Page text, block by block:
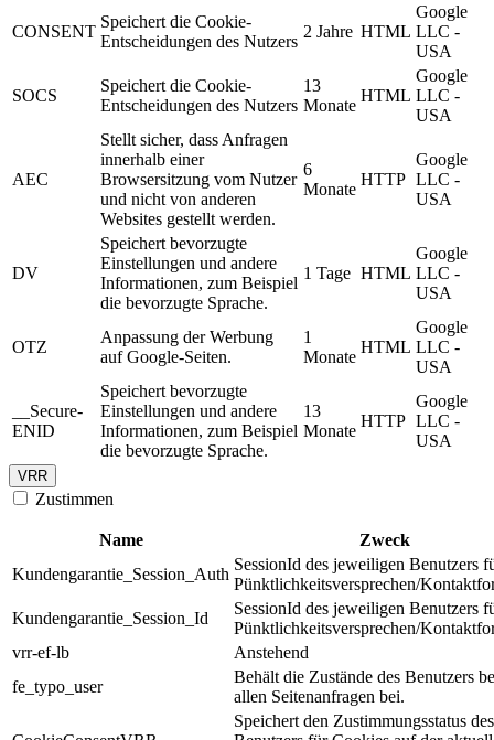
CONSENT
Speichert die Cookie-
Entscheidungen des Nutzers
2 Jahre HTML
Google
LLC -
USA
SOCS
Speichert die Cookie-
Entscheidungen des Nutzers
13
Monate
HTML
Google
LLC -
USA
AEC
Stellt sicher, dass Anfragen
innerhalb einer
Browsersitzung vom Nutzer
und nicht von anderen
Websites gestellt werden.
6
Monate
HTTP
Google
LLC -
USA
DV
Speichert bevorzugte
Einstellungen und andere
Informationen, zum Beispiel
die bevorzugte Sprache.
1 Tage HTML
Google
LLC -
USA
OTZ
Anpassung der Werbung
auf Google-Seiten.
1
Monate
HTML
Google
LLC -
USA
__Secure-
ENID
Speichert bevorzugte
Einstellungen und andere
Informationen, zum Beispiel
die bevorzugte Sprache.
13
Monate
HTTP
Google
LLC -
USA
VRR
Zustimmen
Name
Zweck
Kundengarantie_Session_Auth
SessionId des jeweiligen Benutzers
Pünktlichkeitsversprechen/
Kundengarantie_Session_Id
SessionId des jeweiligen Benutzers
Pünktlichkeitsversprechen/
vrr-ef-lb
Anstehend
fe_typo_user
Behält die Zustände des Benutzers
allen Seitenanfragen bei.
Speichert den Zustimmungsstatus des